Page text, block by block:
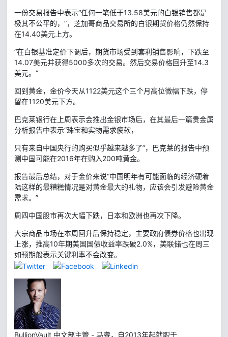
一份交易报告中表示“任何一笔低于13.58美元的白银销售都是
极其不公平的，”，芝加哥商品交易所的白银期货价格仍然保持
在14.40美元上方。
“在白银基准定价下调后，期货市场受到套利销售影响，下跌至
14.07美元并获得5000多次的交易。然后交易价格回升至14.3
美元。”
回到黄金，金价今天从1122美元这个三个月高位微幅下跌，停
留在1120美元下方。
巴克莱银行在上周表示会推出金银市场后，在其最后一篇贵金属
分析报告中表示“珠宝和实物需求疲软，
只有来自中国央行的购买似乎越来越多了”，巴克莱的报告中预
测中国可能在2016年在购入200吨黄金。
报告最后总结，对于金价来说“中国明年有可能面临的经济硬着
陆这样的最糟糕情况是对黄金最大的礼物，应该会引发避险黄金
需求。”
周四中国股市再次大幅下跌，日本和欧洲也再次下降。
大宗商品市场在本周回升后保持稳定，主要政府债券价格也出现
上涨，推高10年期美国国债收益率跌破2.0%，美联储也在周三
如预期般表示关键利率不会改变。
BullionVault 中文部主管 - 马睿，自2013年起就职于